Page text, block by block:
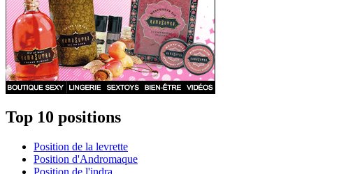
Top 10 positions
Position de la levrette
Position d'Andromaque